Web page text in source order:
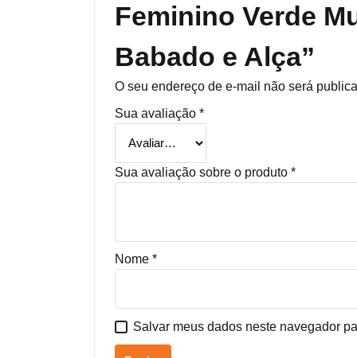
Feminino Verde
Babado e Alça”
O seu endereço de e-mail não será
Sua avaliação *
Sua avaliação sobre o produto *
Nome *
Salvar meus dados neste navegador